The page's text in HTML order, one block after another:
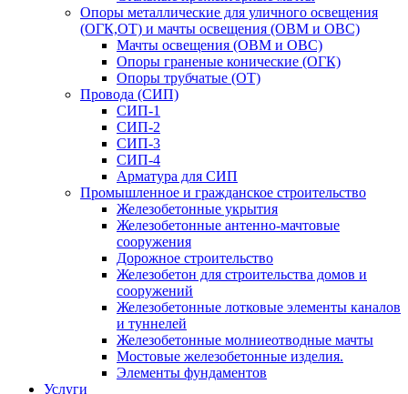
Опоры металлические для уличного освещения
(ОГК,ОТ) и мачты освещения (ОВМ и ОВС)
Мачты освещения (ОВМ и ОВС)
Опоры граненые конические (ОГК)
Опоры трубчатые (ОТ)
Провода (СИП)
СИП-1
СИП-2
СИП-3
СИП-4
Арматура для СИП
Промышленное и гражданское строительство
Железобетонные укрытия
Железобетонные антенно-мачтовые
сооружения
Дорожное строительство
Железобетон для строительства домов и
сооружений
Железобетонные лотковые элементы каналов
и туннелей
Железобетонные молниеотводные мачты
Мостовые железобетонные изделия.
Элементы фундаментов
Услуги